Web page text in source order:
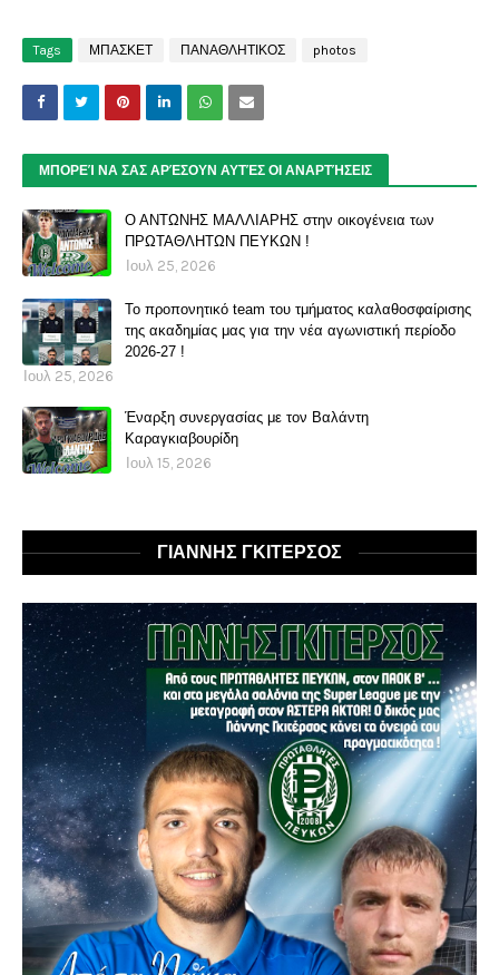
Tags ΜΠΑΣΚΕΤ ΠΑΝΑΘΛΗΤΙΚΟΣ photos
ΜΠΟΡΕΊ ΝΑ ΣΑΣ ΑΡΈΣΟΥΝ ΑΥΤΈΣ ΟΙ ΑΝΑΡΤΉΣΕΙΣ
Ο ΑΝΤΩΝΗΣ ΜΑΛΛΙΑΡΗΣ στην οικογένεια των
ΠΡΩΤΑΘΛΗΤΩΝ ΠΕΥΚΩΝ !
Ιουλ 25, 2026
Το προπονητικό team του τμήματος καλαθοσφαίρισης
της ακαδημίας μας για την νέα αγωνιστική περίοδο
2026-27 !
Ιουλ 25, 2026
Έναρξη συνεργασίας με τον Βαλάντη
Καραγκιαβουρίδη
Ιουλ 15, 2026
ΓΙΑΝΝΗΣ ΓΚΙΤΕΡΣΟΣ